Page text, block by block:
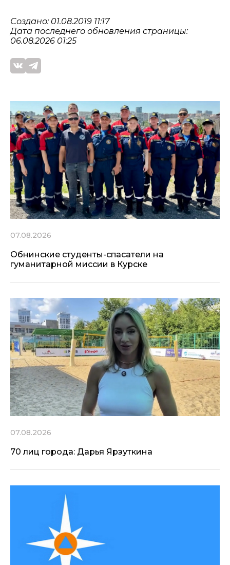
Создано: 01.08.2019 11:17
Дата последнего обновления страницы:
06.08.2026 01:25
07.08.2026
Обнинские студенты-спасатели на
гуманитарной миссии в Курске
07.08.2026
70 лиц города: Дарья Ярзуткина